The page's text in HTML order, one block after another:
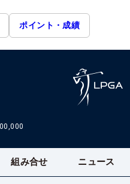
ポイント・成績
組み合せ ニュース